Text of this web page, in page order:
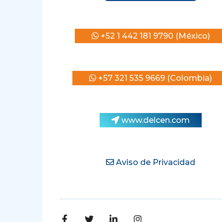
+52 1 442 181 9790 (México)
+57 321 535 9669 (Colombia)
www.delcen.com
Aviso de Privacidad